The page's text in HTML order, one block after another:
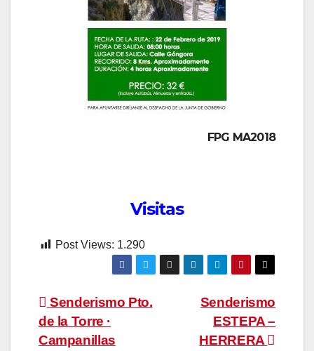
FPG MA2018
Visitas
Post Views: 1.290
Navegación
de
Senderismo
ESTEPA –
HERRERA
Senderismo Pto.
de la Torre ·
Campanillas